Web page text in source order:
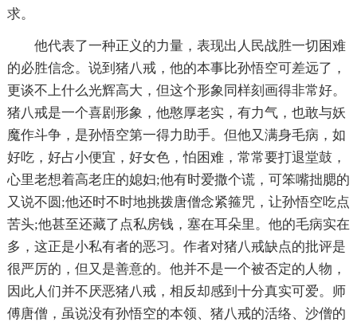
求。
他代表了一种正义的力量，表现出人民战胜一切困难
的必胜信念。说到猪八戒，他的本事比孙悟空可差远了，
更谈不上什么光辉高大，但这个形象同样刻画得非常好。
猪八戒是一个喜剧形象，他憨厚老实，有力气，也敢与妖
魔作斗争，是孙悟空第一得力助手。但他又满身毛病，如
好吃，好占小便宜，好女色，怕困难，常常要打退堂鼓，
心里老想着高老庄的媳妇;他有时爱撒个谎，可笨嘴拙腮的
又说不圆;他还时不时地挑拨唐僧念紧箍咒，让孙悟空吃点
苦头;他甚至还藏了点私房钱，塞在耳朵里。他的毛病实在
多，这正是小私有者的恶习。作者对猪八戒缺点的批评是
很严厉的，但又是善意的。他并不是一个被否定的人物，
因此人们并不厌恶猪八戒，相反却感到十分真实可爱。师
傅唐僧，虽说没有孙悟空的本领、猪八戒的活络、沙僧的